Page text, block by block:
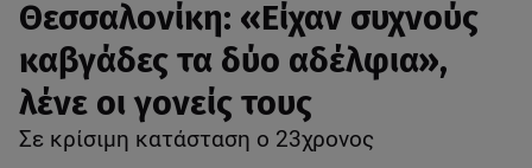
Θεσσαλονίκη: «Είχαν συχνούς
καβγάδες τα δύο αδέλφια»,
λένε οι γονείς τους
Σε κρίσιμη κατάσταση ο 23χρονος